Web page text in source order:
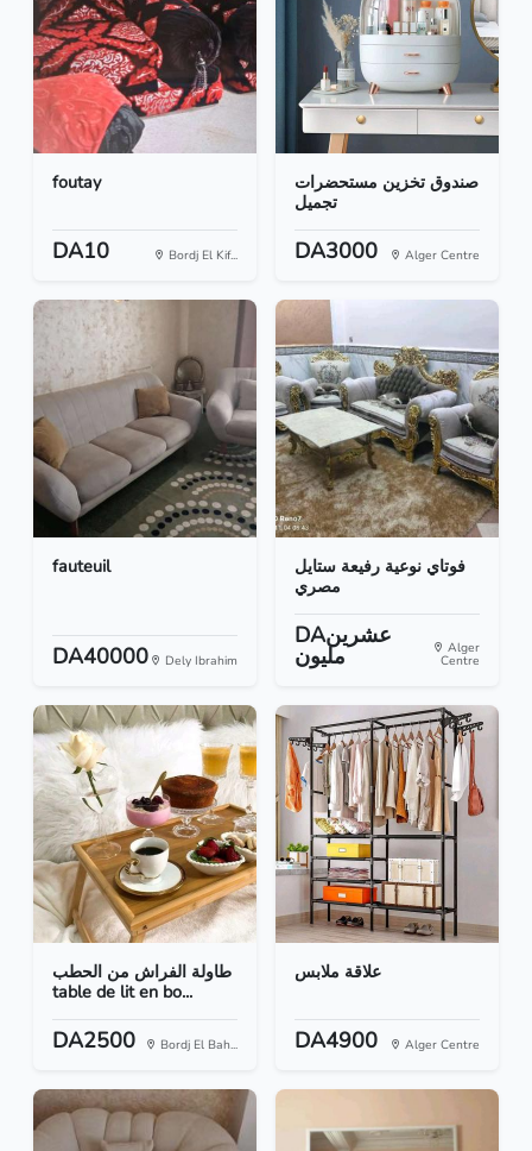
foutay
DA10 Bordj El Kif...
صندوق تخزين مستحضرات
تجميل
DA3000 Alger Centre
fauteuil
DA40000 Dely Ibrahim
فوتاي نوعية رفيعة ستايل
مصري
DAعشرين
مليون Alger
Centre
طاولة الفراش من الحطب
table de lit en bo...
DA2500 Bordj El Bah...
علاقة ملابس
DA4900 Alger Centre